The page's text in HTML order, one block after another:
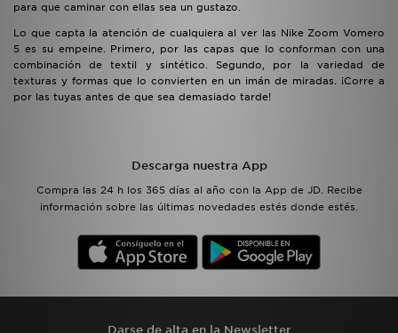
para que caminar con ellas sea un gustazo.
Lo que capta la atención de cualquiera al ver las Nike Zoom Vomero
5 es su empeine. Primero, por las capas que lo conforman con una
combinación de textil y sintético. Segundo, por la variedad de
texturas y formas que lo convierten en un imán de miradas. ¡Corre a
por las tuyas antes de que sea demasiado tarde!
Descarga nuestra App
Compra las 24 h los 365 días al año con la App de JD. Recibe
información sobre las últimas novedades estés donde estés.
Darse de alta en la Newsletter